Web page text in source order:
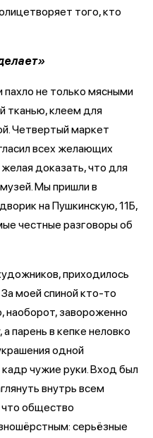
того, кто
пахло не только мясными
тканью, клеем для
Четвертый маркет
всех желающих
доказать, что для
Мы пришли в
на Пушкинскую, 11Б,
честные разговоры об
приходилось
моей спиной кто-то
наоборот, завороженно
парень в кепке неловко
одной
чужие руки. Вход был
внутрь всем
общество
серьёзные